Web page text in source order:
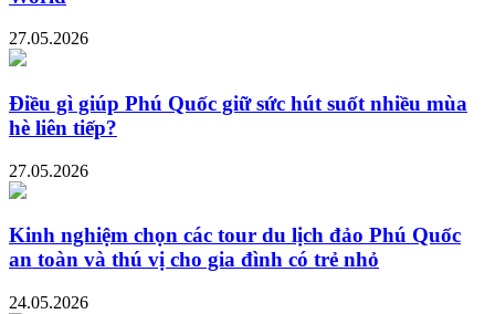
27.05.2026
Điều gì giúp Phú Quốc giữ sức hút suốt nhiều mùa
hè liên tiếp?
27.05.2026
Kinh nghiệm chọn các tour du lịch đảo Phú Quốc
an toàn và thú vị cho gia đình có trẻ nhỏ
24.05.2026